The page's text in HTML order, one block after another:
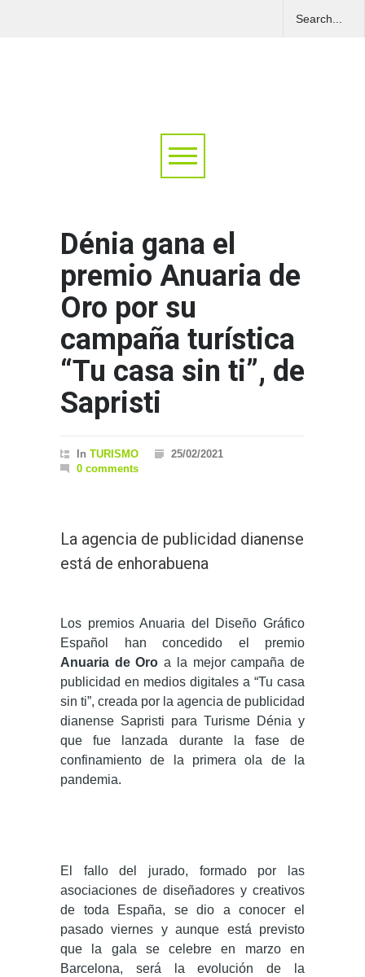
Dénia gana el
premio Anuaria de
Oro por su
campaña turística
“Tu casa sin ti”, de
Sapristi
In TURISMO
25/02/2021
0 comments
La agencia de publicidad dianense
está de enhorabuena
Los premios Anuaria del Diseño Gráfico
Español han concedido el premio
Anuaria de Oro a la mejor campaña de
publicidad en medios digitales a “Tu casa
sin ti”, creada por la agencia de publicidad
dianense Sapristi para Turisme Dénia y
que fue lanzada durante la fase de
confinamiento de la primera ola de la
pandemia.
El fallo del jurado, formado por las
asociaciones de diseñadores y creativos
de toda España, se dio a conocer el
pasado viernes y aunque está previsto
que la gala se celebre en marzo en
Barcelona, será la evolución de la